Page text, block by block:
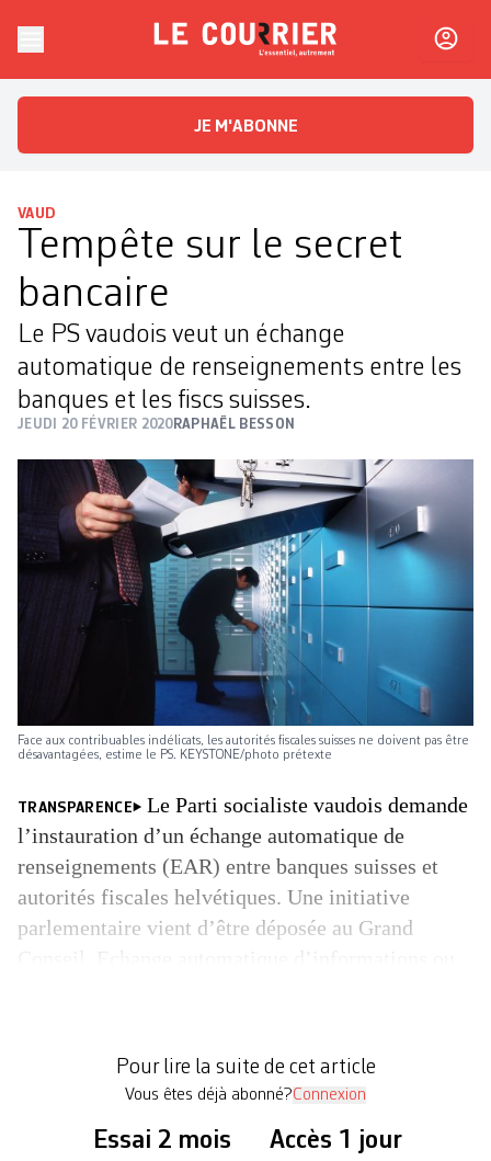
Le CourrierL'essentiel, autrement
JE M'ABONNE
VAUD
Tempête sur le secret
bancaire
Le PS vaudois veut un échange
automatique de renseignements entre les
banques et les fiscs suisses.
JEUDI 20 FÉVRIER 2020RAPHAËL BESSON
Face aux contribuables indélicats, les autorités fiscales suisses ne doivent pas être
désavantagées, estime le PS. KEYSTONE/photo prétexte
TRANSPARENCE
Le Parti socialiste vaudois demande
l’instauration d’un échange automatique de
renseignements (EAR) entre banques suisses et
autorités fiscales helvétiques. Une initiative
parlementaire vient d’être déposée au Grand
victoire […]
Pour lire la suite de cet article
Vous êtes déjà abonné?Connexion
Essai 2 mois Accès 1 jour